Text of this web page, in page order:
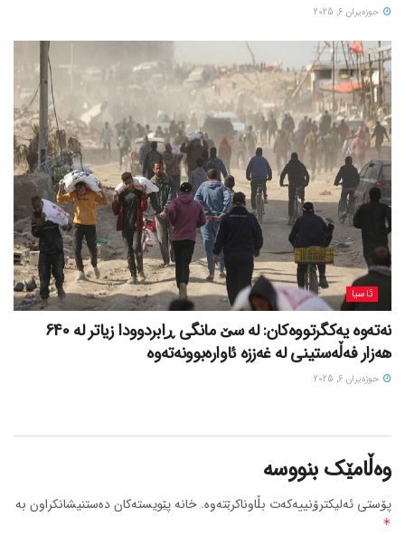
حوزه‌یران 6, 2025
ئاسیا
نەتەوە یەکگرتووەکان: لە سێ مانگی ڕابردوودا زیاتر لە 640
هەزار فەڵەستینی لە غەززە ئاوارەبوونەتەوە
حوزه‌یران 6, 2025
وەڵامێک بنووسە
پۆستی ئەلیکترۆنییەکەت بڵاوناکرێتەوە. خانە پێویستەکان دەستنیشانکراون بە
*